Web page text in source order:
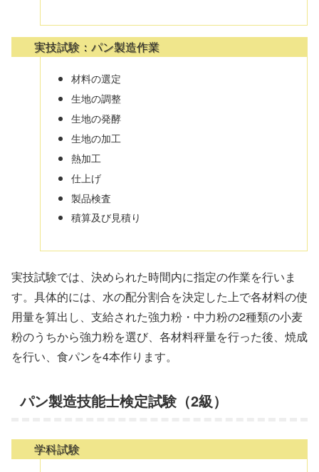
実技試験：パン製造作業
材料の選定
生地の調整
生地の発酵
生地の加工
熱加工
仕上げ
製品検査
積算及び見積り
実技試験では、決められた時間内に指定の作業を行いま
す。具体的には、水の配分割合を決定した上で各材料の使
用量を算出し、支給された強力粉・中力粉の2種類の小麦
粉のうちから強力粉を選び、各材料秤量を行った後、焼成
を行い、食パンを4本作ります。
パン製造技能士検定試験（2級）
学科試験